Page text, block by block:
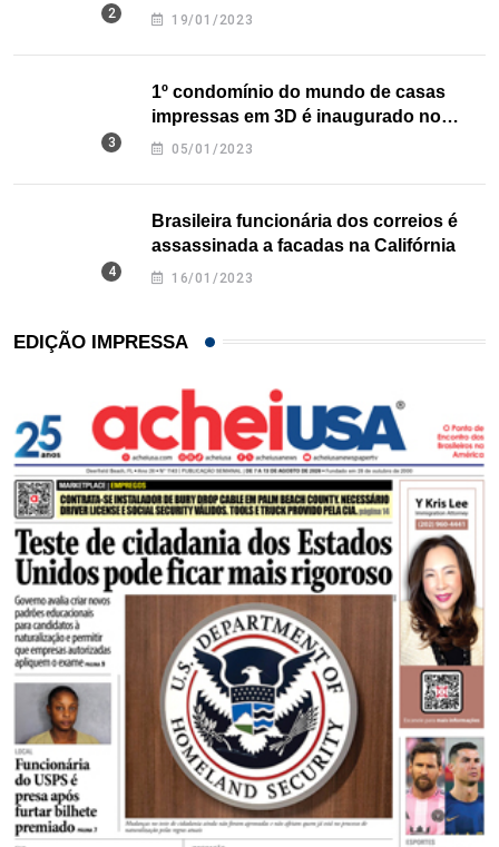
nos EUA
19/01/2023
1º condomínio do mundo de casas
impressas em 3D é inaugurado no
Texas
05/01/2023
Brasileira funcionária dos correios é
assassinada a facadas na Califórnia
16/01/2023
EDIÇÃO IMPRESSA